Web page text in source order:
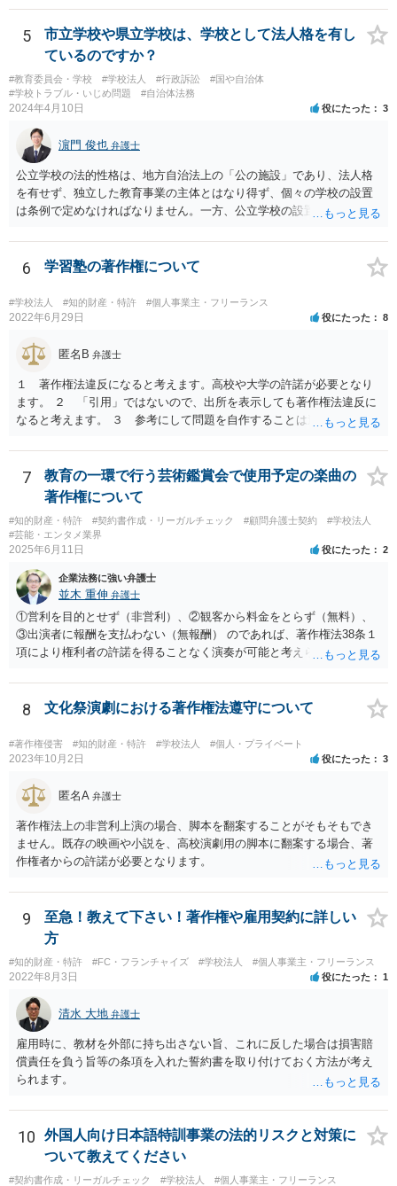
級活動・クラブ活動・学校行事等）、部活動、課外補習授業等を、該
当しない例として自主的なボランティア活動・保護者会・ＰＴＡ活動
等を列挙しています。 本件をこれに当てはめますと、 ①主体である学
校司書は、学校図書館法第６条第１項上「専ら学校図書館の職務に従
事する職員」と位置づけられ、運用指針にいう「教育を担任する者」
に該当しません。 ②活動内容も、特別活動・学校行事等ではなく、図
したがって、本件展示は「授業の過程」要件を満たさず、３５条によ
る適法化はできないと考えられます。 ただし、繰り返しになります
が、ご相談のケースのような事案が裁判沙汰になることが現実的には
ほぼないため、今後も裁判例が積み重なる可能性がきわめて低く、ど
ちらの解釈が正しいのかについて司法の判断が下されることがないも
5
市立学校や県立学校は、学校として法人格を有し
ているのですか？
#教育委員会・学校 #学校法人 #行政訴訟
#国や自治体
#学校トラブル・いじめ問題
#自治体法務
2024年4月10日 役にたった 3
濵門 俊也 弁護士
公立学校の法的性格は、地方自治法上の「公の施設」であり、法人格
を有せず、独立した教育事業の主体とはなり得ず、個々の学校の設置
は条例で定めなければなりません。一方、公立学校の設置者である地
利義務の主体となる法人格を有し、教育事業の主体となっています。
ちなみに、公立学校は教育行政組織上の取扱いとしては「教育機関」
6 学習塾の著作権について
#学校法人 #知的財産・特許 #個人事業主・フリーランス
2022年6月29日 役にたった 8
匿名B 弁護士
１ 著作権法違反になると考えます。高校や大学の許諾が必要となり
ます。 ２ 「引用」ではないので、出所を表示しても著作権法違反に
なると考えます。 ３ 参考にして問題を自作することは違法とならな
たとしてもそのまま貼り付けると著作権法違反となる可能性が高いで
す。 市販の問題集を購入して、それを解かせることは問題ないです
が、複製となると「私的複製」とはならないので著作権法上問題とな
ると思います。 いちど著作権取り扱っている弁護士にご相談いただい
たほうがよろしいかと思います。
7
教育の一環で行う芸術鑑賞会で使用予定の楽曲の
著作権について
#知的財産・特許 #契約書作成・リーガルチェック #顧問弁護士契約
#学校法人
#芸能・エンタメ業界
2025年6月11日 役にたった 2
企業法務に強い弁護士
並木 重伸 弁護士
①営利を目的とせず（非営利）、②観客から料金をとらず（無料）、
③出演者に報酬を支払わない（無報酬） のであれば、著作権法38条１
項により権利者の許諾を得ることなく演奏が可能と考えられます。 参
のではないと思われますので、③次第と思われます。
8 文化祭演劇における著作権法遵守について
#著作権侵害 #知的財産・特許 #学校法人 #個人・プライベート
2023年10月2日 役にたった 3
匿名A 弁護士
著作権法上の非営利上演の場合、脚本を翻案することがそもそもでき
ません。既存の映画や小説を、高校演劇用の脚本に翻案する場合、著
作権者からの許諾が必要となります。
9
至急！教えて下さい！著作権や雇用契約に詳しい
方
#知的財産・特許 #FC・フランチャイズ #学校法人 #個人事業主・フリーランス
2022年8月3日 役にたった 1
清水 大地 弁護士
雇用時に、教材を外部に持ち出さない旨、これに反した場合は損害賠
償責任を負う旨等の条項を入れた誓約書を取り付けておく方法が考え
られます。
10
外国人向け日本語特訓事業の法的リスクと対策に
ついて教えてください
#契約書作成・リーガルチェック #学校法人
#個人事業主・フリーランス